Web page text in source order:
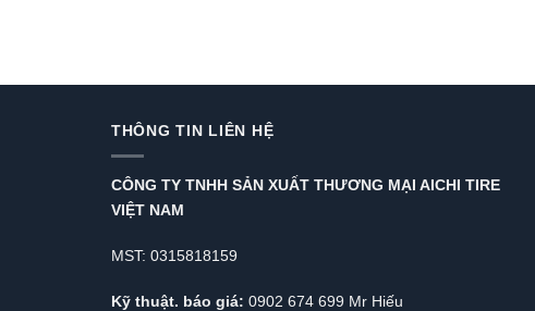
THÔNG TIN LIÊN HỆ
CÔNG TY TNHH SẢN XUẤT THƯƠNG MẠI AICHI TIRE
VIỆT NAM
MST: 0315818159
Kỹ thuật. báo giá: 0902 674 699 Mr Hiếu